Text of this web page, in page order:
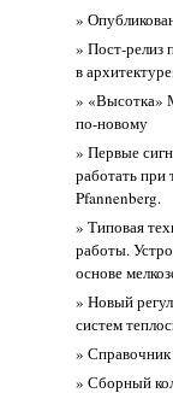
»
» Пост-релиз
в
» «Высотка»
по-новому
» Первые
работать при
Pfannenberg.
» Типовая
работы.
основе
» Новый
систем
» Справочник
» Сборный